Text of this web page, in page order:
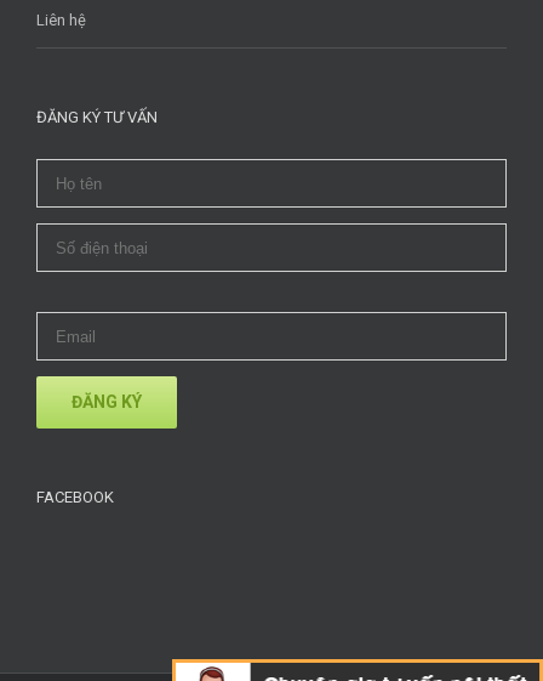
Liên hệ
ĐĂNG KÝ TƯ VẤN
FACEBOOK